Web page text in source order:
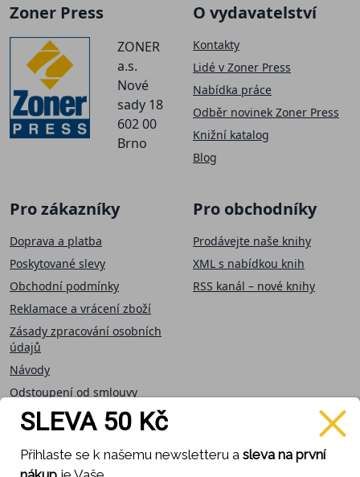
Zoner Press
ZONER
a.s.
Nové
sady 18
602 00
Brno
O vydavatelství
Kontakty
Lidé v Zoner Press
Nabídka práce
Odběr novinek Zoner Press
Knižní katalog
Blog
Pro zákazníky
Doprava a platba
Poskytované slevy
Obchodní podmínky
Reklamace a vrácení zboží
Zásady zpracování osobních
údajů
Návody
Odstoupení od smlouvy
Pro obchodníky
Prodávejte naše knihy
XML s nabídkou knih
RSS kanál – nové knihy
Přijímáme on-line
platby
Sledujte nás
SLEVA 50 Kč
Přihlaste se k našemu newsletteru a sleva na první